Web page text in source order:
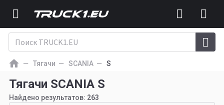
Тягачи SCANIA S
Тягачи SCANIA S
Найдено результатов: 263